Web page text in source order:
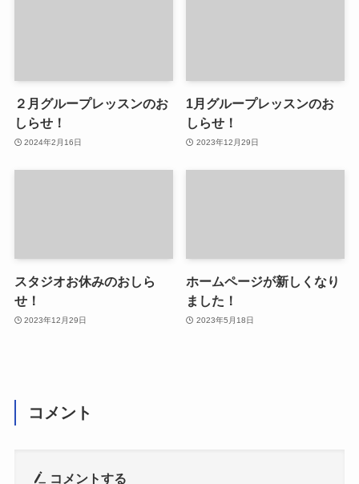
２月グループレッスンのお
しらせ！
2024年2月16日
1月グループレッスンのお
しらせ！
2023年12月29日
スタジオお休みのおしら
せ！
2023年12月29日
ホームページが新しくなり
ました！
2023年5月18日
コメント
コメントする